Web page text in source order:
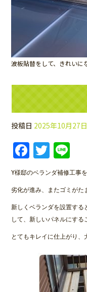
波板貼替をして、きれいに
投稿日 2025年10月27日
Y様邸のベランダ補修工事を
劣化が進み、またゴミがた
新しくベランダを設置する
して、新しいパネルにする
とてもキレイに仕上がり、